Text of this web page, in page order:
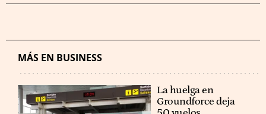
MÁS EN BUSINESS
La huelga en
Groundforce deja